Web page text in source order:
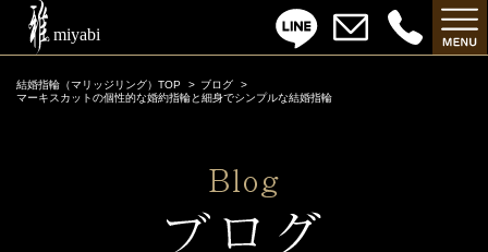
結婚指輪（マリッジリング）TOP
ブログ
マーキスカットの個性的な婚約指輪と細身でシンプルな結婚指輪